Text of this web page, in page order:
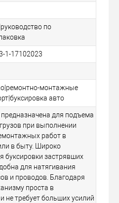
по
1-17102023
монтажные
авто
предназначена для подъема
при выполнении
работ в
в быту. Широко
буксировки застрявших
для натягивания
и проводов. Благодаря
проста в
не требует больших усилий